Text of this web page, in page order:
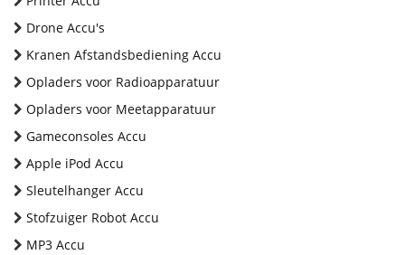
Drone Accu's
Kranen Afstandsbediening Accu
Opladers voor Radioapparatuur
Opladers voor Meetapparatuur
Gameconsoles Accu
Apple iPod Accu
Sleutelhanger Accu
Stofzuiger Robot Accu
MP3 Accu